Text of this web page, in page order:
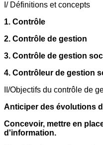
I/ Définitions et concepts
1. Contrôle
2. Contrôle de gestion
3. Contrôle de gestion
4. Contrôleur de gestion
II/Objectifs du contrôle de
Anticiper des évolutions
Concevoir, mettre en
d'information.